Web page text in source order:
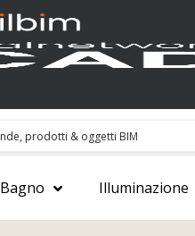
Bagno Illuminazione